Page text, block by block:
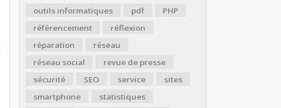
outils informatiques
pdf
PHP
référencement
réflexion
réparation
réseau
réseau social
revue de presse
sécurité
SEO service
sites
smartphone
statistiques